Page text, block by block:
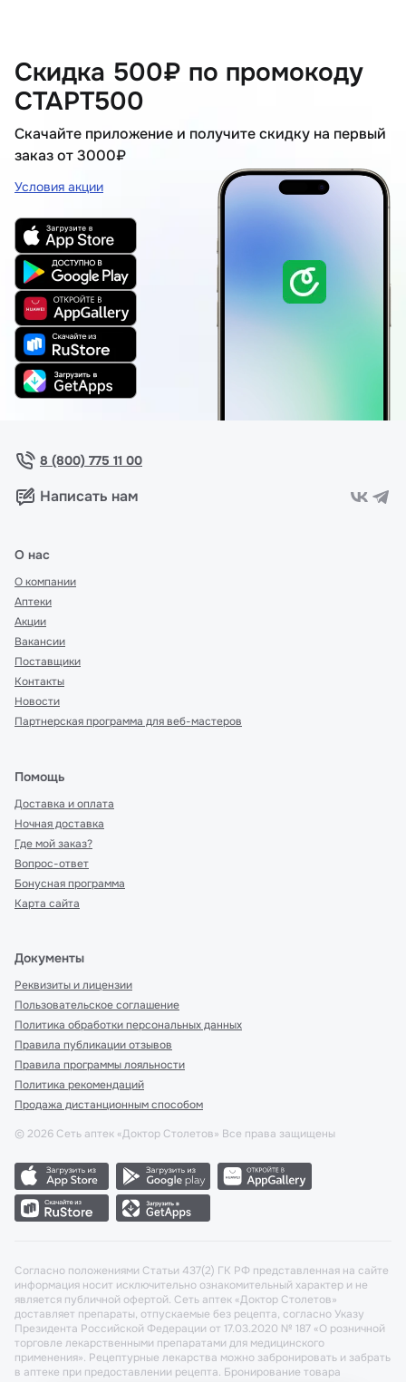
Скидка 500₽ по промокоду
СТАРТ500
Скачайте приложение и получите скидку на первый
заказ от 3000₽
Условия акции
8 (800) 775 11 00
Написать нам
О нас
О компании
Аптеки
Акции
Вакансии
Поставщики
Контакты
Новости
Партнерская программа для веб-мастеров
Помощь
Доставка и оплата
Ночная доставка
Где мой заказ?
Вопрос-ответ
Бонусная программа
Карта сайта
Документы
Реквизиты и лицензии
Пользовательское соглашение
Политика обработки персональных данных
Правила публикации отзывов
Правила программы лояльности
Политика рекомендаций
Продажа дистанционным способом
© 2026 Сеть аптек «Доктор Столетов» Все права защищены
Согласно положениями Статьи 437(2) ГК РФ представленная на сайте
информация носит исключительно ознакомительный характер и не
является публичной офертой. Сеть аптек «Доктор Столетов»
доставляет препараты, отпускаемые без рецепта, согласно Указу
Президента Российской Федерации от 17.03.2020 № 187 «О розничной
торговле лекарственными препаратами для медицинского
применения». Рецептурные лекарства можно забронировать и забрать
в аптеке при предоставлении рецепта. Бронирование товара